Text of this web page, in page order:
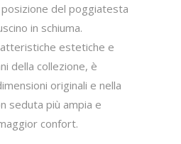
del poggiatesta
in schiuma.
estetiche e
della collezione, è
originali e nella
seduta più ampia e
confort.